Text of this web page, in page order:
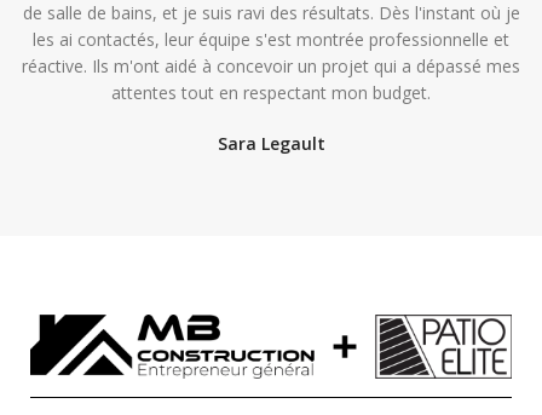
de salle de bains, et je suis ravi des résultats. Dès l'instant où je
les ai contactés, leur équipe s'est montrée professionnelle et
réactive. Ils m'ont aidé à concevoir un projet qui a dépassé mes
attentes tout en respectant mon budget.
Sara Legault